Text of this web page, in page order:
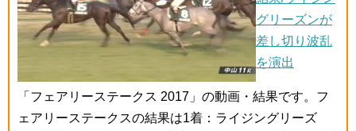
グリーズンが
差し切り波乱
を演出
「フェアリーステークス 2017」の動画・結果です。フ
ェアリーステークスの結果は1着：ライジングリーズ